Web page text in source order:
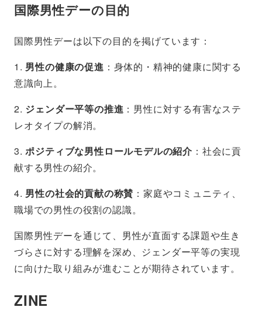
国際男性デーの目的
国際男性デーは以下の目的を掲げています：
1. 男性の健康の促進 ：身体的・精神的健康に関する
意識向上。
2. ジェンダー平等の推進 ：男性に対する有害なステ
レオタイプの解消。
3.ポジティブな男性ロールモデルの紹介 ：社会に貢
献する男性の紹介。
4. 男性の社会的貢献の称賛 ：家庭やコミュニティ、
職場での男性の役割の認識。
国際男性デーを通じて、男性が直面する課題や生き
づらさに対する理解を深め、ジェンダー平等の実現
に向けた取り組みが進むことが期待されています。
ZINE